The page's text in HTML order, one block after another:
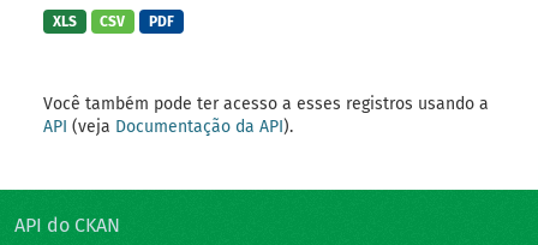
XLS CSV PDF
Você também pode ter acesso a esses registros usando a
API (veja Documentação da API).
API do CKAN